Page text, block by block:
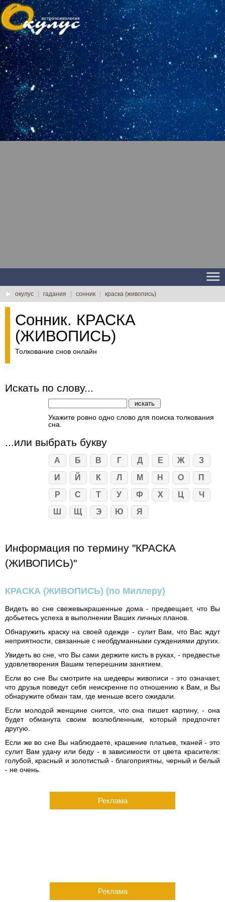
окулус гадания сонник краска (живопись)
Сонник. КРАСКА
(ЖИВОПИСЬ)
Толкование снов онлайн
Искать по слову...
Укажите ровно одно слово для поиска толкования
сна.
...или выбрать букву
А Б В Г Д Е Ж
З
И
Й К Л М Н О
П
Р
С Т У Ф Х Ц
Ч
Ш
Щ Э Ю Я
Информация по термину "КРАСКА
(ЖИВОПИСЬ)"
КРАСКА (ЖИВОПИСЬ) (по Миллеру)
Видеть во сне свежевыкрашенные дома - предвещает, что Вы
добьетесь успеха в выполнении Ваших личных планов.
Обнаружить краску на своей одежде - сулит Вам, что Вас ждут
неприятности, связанные с необдуманными суждениями других.
Увидеть во сне, что Вы сами держите кисть в руках, - предвестье
удовлетворения Вашим теперешним занятием.
Если во сне Вы смотрите на шедевры живописи - это означает,
что друзья поведут себя неискренне по отношению к Вам, и Вы
обнаружите обман там, где меньше всего ожидали.
Если молодой женщине снится, что она пишет картину, - она
будет обманута своим возлюбленным, который предпочтет
другую.
Если же во сне Вы наблюдаете, крашение платьев, тканей - это
сулит Вам удачу или беду - в зависимости от цвета красителя:
голубой, красный и золотистый - благоприятны, черный и белый
- не очень.
Реклама
Реклама